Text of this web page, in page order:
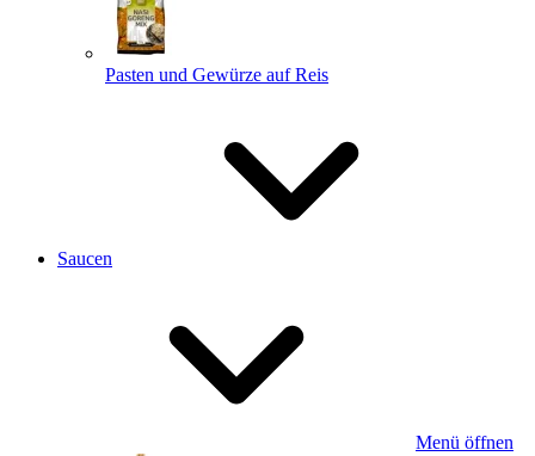
Pasten und Gewürze auf Reis
Saucen
Menü öffnen